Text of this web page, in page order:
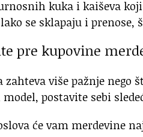
kuka i kaiševa
se sklapaju i
pre kupovine
više pažnje nego
postavite sebi
će vam merdevine